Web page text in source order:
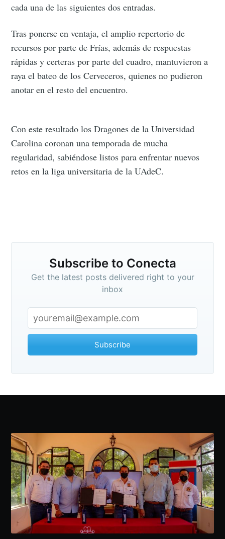
cada una de las siguientes dos entradas.
Tras ponerse en ventaja, el amplio repertorio de
recursos por parte de Frías, además de respuestas
rápidas y certeras por parte del cuadro, mantuvieron a
raya el bateo de los Cerveceros, quienes no pudieron
anotar en el resto del encuentro.
Con este resultado los Dragones de la Universidad
Carolina coronan una temporada de mucha
regularidad, sabiéndose listos para enfrentar nuevos
retos en la liga universitaria de la UAdeC.
Subscribe to Conecta
Get the latest posts delivered right to your
inbox
Subscribe
Conecta
Stay up to date! Get all the latest &
greatest posts delivered straight to
Subscribe